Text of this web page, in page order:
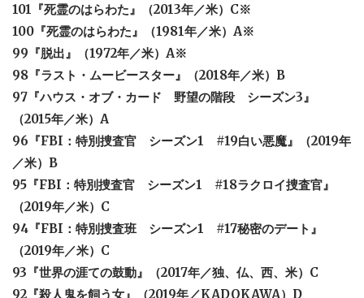
101『死霊のはらわた』（2013年／米）C※
100『死霊のはらわた』（1981年／米）A※
99『脱出』（1972年／米）A※
98『ラスト・ムービースター』（2018年／米）B
97『ハウス・オブ・カード 野望の階段 シーズン3』
（2015年／米）A
96『FBI：特別捜査官 シーズン1 #19白い悪魔』（2019年
／米）B
95『FBI：特別捜査官 シーズン1 #18ラクロイ捜査官』
（2019年／米）C
94『FBI：特別捜査班 シーズン1 #17秘密のデート』
（2019年／米）C
93『世界の涯ての鼓動』（2017年／独、仏、西、米）C
92『殺人鬼を飼う女』（2019年／KADOKAWA）D